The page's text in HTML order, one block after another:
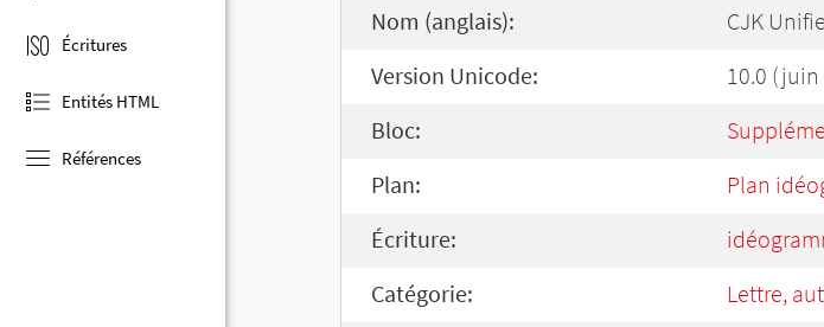
Écritures
Entités HTML
Références
Nom (anglais): CJK
Version Unicode: 10.0 (juin
Bloc:
Plan: Plan
Écriture:
Catégorie: Lettre,